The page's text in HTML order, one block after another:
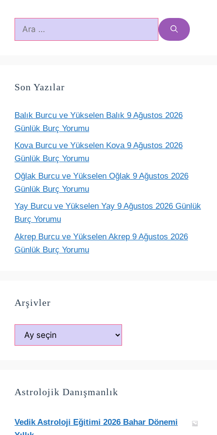
için
Son Yazılar
Balık Burcu ve Yükselen Balık 9 Ağustos 2026
Günlük Burç Yorumu
Kova Burcu ve Yükselen Kova 9 Ağustos 2026
Günlük Burç Yorumu
Oğlak Burcu ve Yükselen Oğlak 9 Ağustos 2026
Günlük Burç Yorumu
Yay Burcu ve Yükselen Yay 9 Ağustos 2026 Günlük
Burç Yorumu
Akrep Burcu ve Yükselen Akrep 9 Ağustos 2026
Günlük Burç Yorumu
Arşivler
Arşivler
Astrolojik Danışmanlık
Vedik Astroloji Eğitimi 2026 Bahar Dönemi